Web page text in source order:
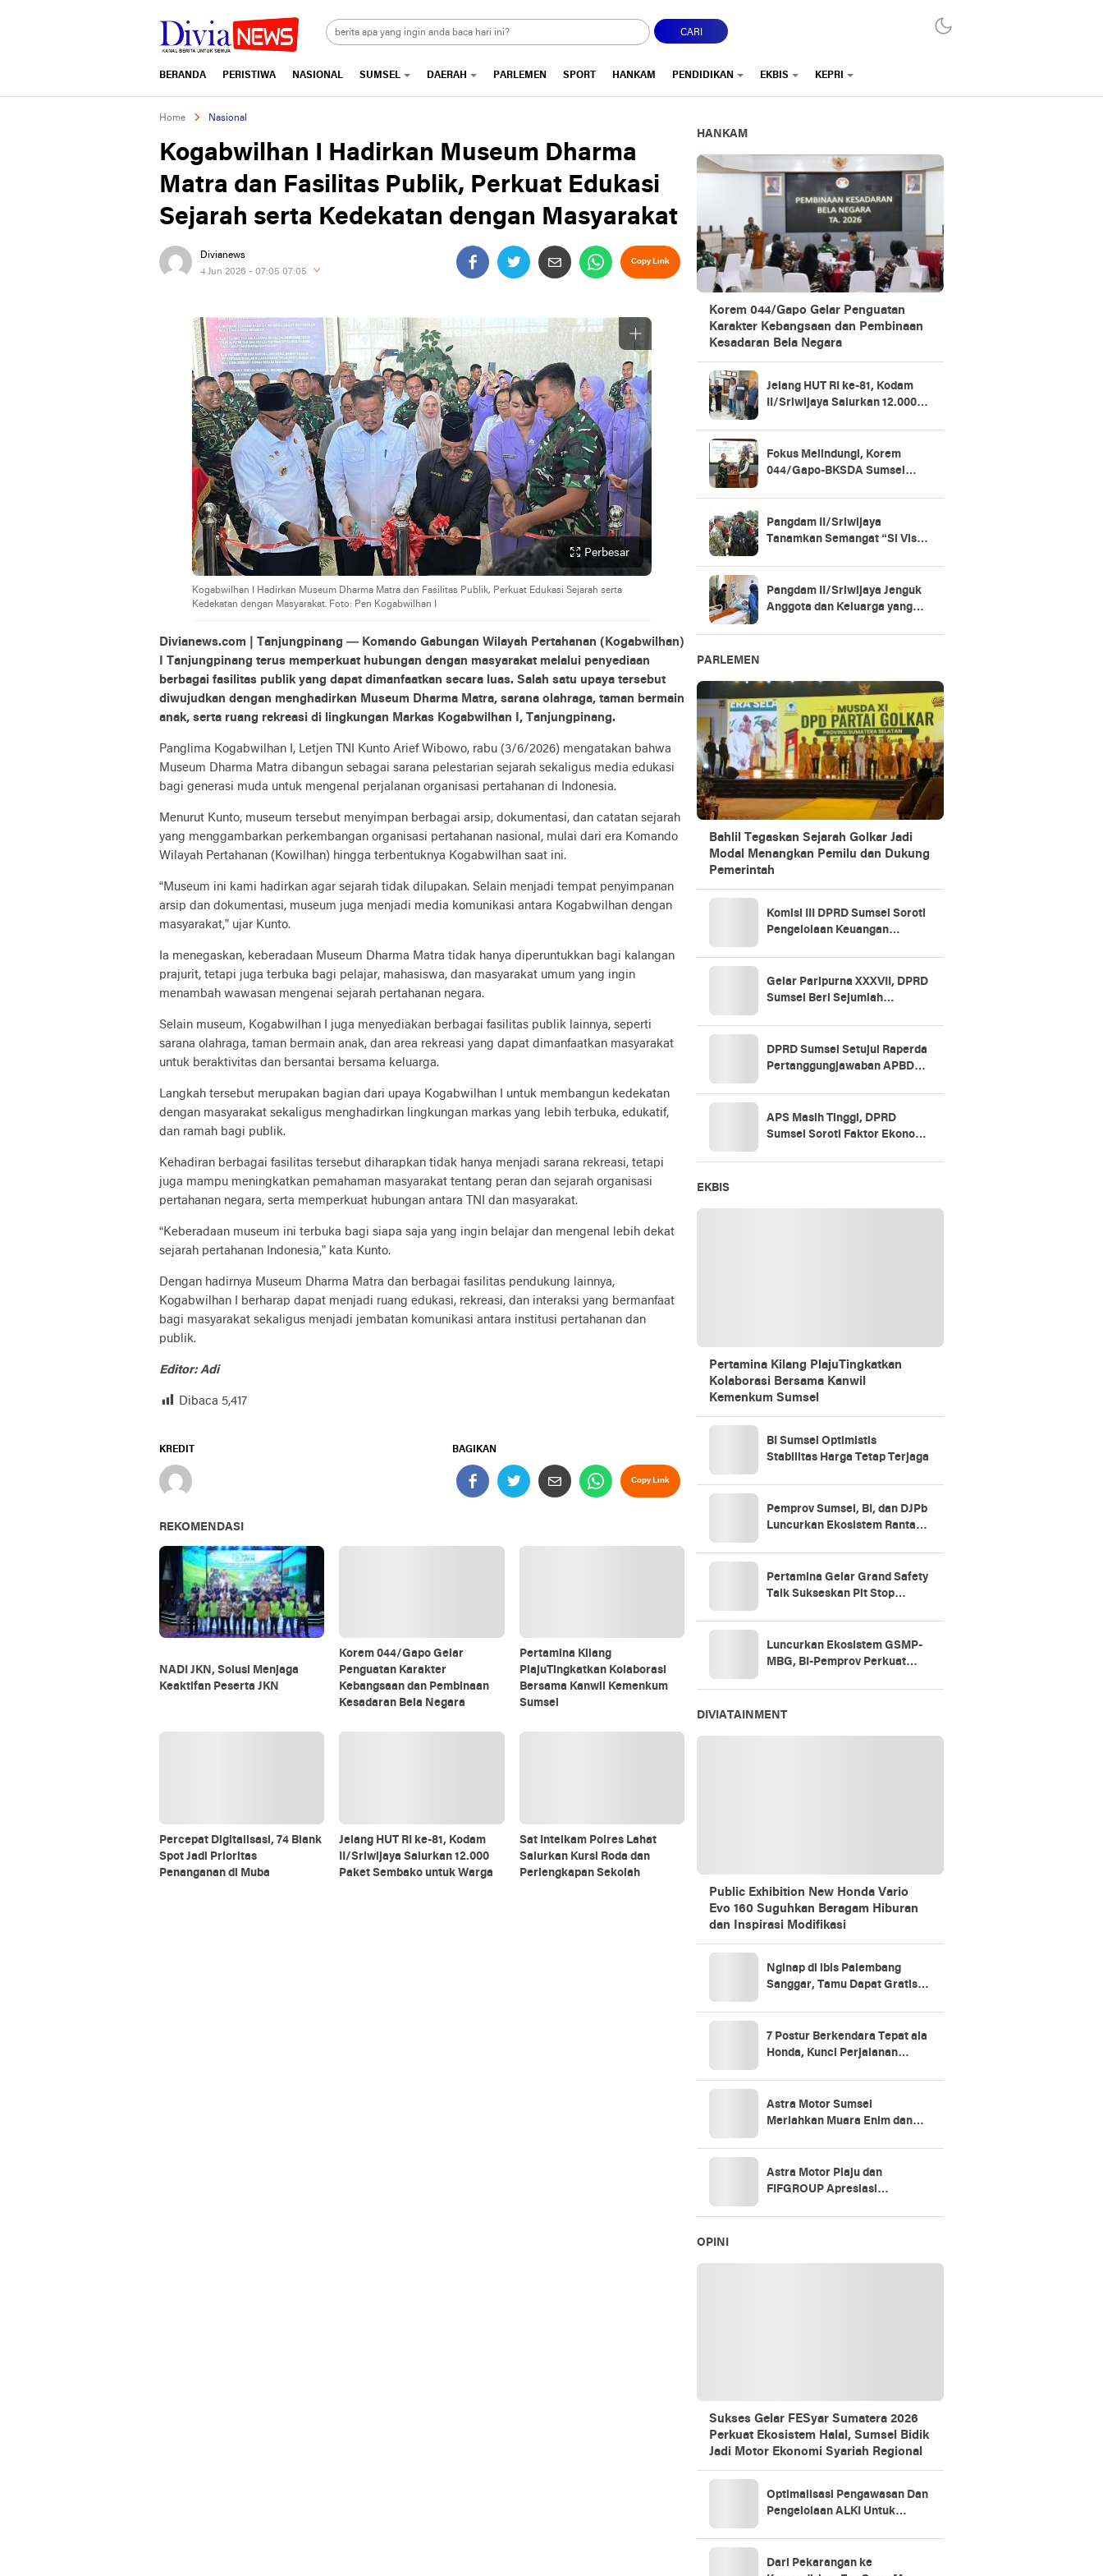
divianews.com CARI
BERANDA PERISTIWA NASIONAL SUMSEL DAERAH PARLEMEN SPORT HANKAM PENDIDIKAN EKBIS KEPRI
Home Nasional
Kogabwilhan I Hadirkan Museum Dharma
Matra dan Fasilitas Publik, Perkuat Edukasi
Sejarah serta Kedekatan dengan Masyarakat
Divianews
4 Jun 2026 - 07:05 07:05
Copy Link
Perbesar
Kogabwilhan I Hadirkan Museum Dharma Matra dan Fasilitas Publik, Perkuat Edukasi Sejarah serta
Kedekatan dengan Masyarakat. Foto: Pen Kogabwilhan I
Divianews.com | Tanjungpinang — Komando Gabungan Wilayah Pertahanan (Kogabwilhan)
I Tanjungpinang terus memperkuat hubungan dengan masyarakat melalui penyediaan
berbagai fasilitas publik yang dapat dimanfaatkan secara luas. Salah satu upaya tersebut
diwujudkan dengan menghadirkan Museum Dharma Matra, sarana olahraga, taman bermain
anak, serta ruang rekreasi di lingkungan Markas Kogabwilhan I, Tanjungpinang.
Panglima Kogabwilhan I, Letjen TNI Kunto Arief Wibowo, rabu (3/6/2026) mengatakan bahwa
Museum Dharma Matra dibangun sebagai sarana pelestarian sejarah sekaligus media edukasi
bagi generasi muda untuk mengenal perjalanan organisasi pertahanan di Indonesia.
Menurut Kunto, museum tersebut menyimpan berbagai arsip, dokumentasi, dan catatan sejarah
yang menggambarkan perkembangan organisasi pertahanan nasional, mulai dari era Komando
Wilayah Pertahanan (Kowilhan) hingga terbentuknya Kogabwilhan saat ini.
“Museum ini kami hadirkan agar sejarah tidak dilupakan. Selain menjadi tempat penyimpanan
arsip dan dokumentasi, museum juga menjadi media komunikasi antara Kogabwilhan dengan
masyarakat,” ujar Kunto.
Ia menegaskan, keberadaan Museum Dharma Matra tidak hanya diperuntukkan bagi kalangan
prajurit, tetapi juga terbuka bagi pelajar, mahasiswa, dan masyarakat umum yang ingin
menambah wawasan mengenai sejarah pertahanan negara.
Selain museum, Kogabwilhan I juga menyediakan berbagai fasilitas publik lainnya, seperti
sarana olahraga, taman bermain anak, dan area rekreasi yang dapat dimanfaatkan masyarakat
untuk beraktivitas dan bersantai bersama keluarga.
Langkah tersebut merupakan bagian dari upaya Kogabwilhan I untuk membangun kedekatan
dengan masyarakat sekaligus menghadirkan lingkungan markas yang lebih terbuka, edukatif,
dan ramah bagi publik.
Kehadiran berbagai fasilitas tersebut diharapkan tidak hanya menjadi sarana rekreasi, tetapi
juga mampu meningkatkan pemahaman masyarakat tentang peran dan sejarah organisasi
pertahanan negara, serta memperkuat hubungan antara TNI dan masyarakat.
“Keberadaan museum ini terbuka bagi siapa saja yang ingin belajar dan mengenal lebih dekat
sejarah pertahanan Indonesia,” kata Kunto.
Dengan hadirnya Museum Dharma Matra dan berbagai fasilitas pendukung lainnya,
Kogabwilhan I berharap dapat menjadi ruang edukasi, rekreasi, dan interaksi yang bermanfaat
bagi masyarakat sekaligus menjadi jembatan komunikasi antara institusi pertahanan dan
publik.
Editor: Adi
Dibaca 5,417
KREDIT BAGIKAN
Copy Link
REKOMENDASI
NADI JKN, Solusi Menjaga
Keaktifan Peserta JKN
Korem 044/Gapo Gelar
Penguatan Karakter
Kebangsaan dan Pembinaan
Kesadaran Bela Negara
Pertamina Kilang
PlajuTingkatkan Kolaborasi
Bersama Kanwil Kemenkum
Sumsel
Percepat Digitalisasi, 74 Blank
Spot Jadi Prioritas
Penanganan di Muba
Jelang HUT RI ke-81, Kodam
II/Sriwijaya Salurkan 12.000
Paket Sembako untuk Warga
Sat Intelkam Polres Lahat
Salurkan Kursi Roda dan
Perlengkapan Sekolah
HANKAM
Korem 044/Gapo Gelar Penguatan
Karakter Kebangsaan dan Pembinaan
Kesadaran Bela Negara
Jelang HUT RI ke-81, Kodam
II/Sriwijaya Salurkan 12.000
Fokus Melindungi, Korem
044/Gapo-BKSDA Sumsel
Pangdam II/Sriwijaya
Tanamkan Semangat “Si Vis
Pangdam II/Sriwijaya Jenguk
Anggota dan Keluarga yang
PARLEMEN
Bahlil Tegaskan Sejarah Golkar Jadi
Modal Menangkan Pemilu dan Dukung
Pemerintah
Komisi III DPRD Sumsel Soroti
Pengelolaan Keuangan
Gelar Paripurna XXXVII, DPRD
Sumsel Beri Sejumlah
DPRD Sumsel Setujui Raperda
Pertanggungjawaban APBD
APS Masih Tinggi, DPRD
Sumsel Soroti Faktor Ekonomi
EKBIS
Pertamina Kilang PlajuTingkatkan
Kolaborasi Bersama Kanwil
Kemenkum Sumsel
BI Sumsel Optimistis
Stabilitas Harga Tetap Terjaga
Pemprov Sumsel, BI, dan DJPb
Luncurkan Ekosistem Rantai
Pertamina Gelar Grand Safety
Talk Sukseskan Pit Stop
Luncurkan Ekosistem GSMP-
MBG, BI-Pemprov Perkuat
DIVIATAINMENT
Public Exhibition New Honda Vario
Evo 160 Suguhkan Beragam Hiburan
dan Inspirasi Modifikasi
Nginap di ibis Palembang
Sanggar, Tamu Dapat Gratis 1
7 Postur Berkendara Tepat ala
Honda, Kunci Perjalanan
Astra Motor Sumsel
Meriahkan Muara Enim dan
Astra Motor Plaju dan
FIFGROUP Apresiasi
OPINI
Sukses Gelar FESyar Sumatera 2026
Perkuat Ekosistem Halal, Sumsel Bidik
Jadi Motor Ekonomi Syariah Regional
Optimalisasi Pengawasan Dan
Pengelolaan ALKI Untuk
Dari Pekarangan ke